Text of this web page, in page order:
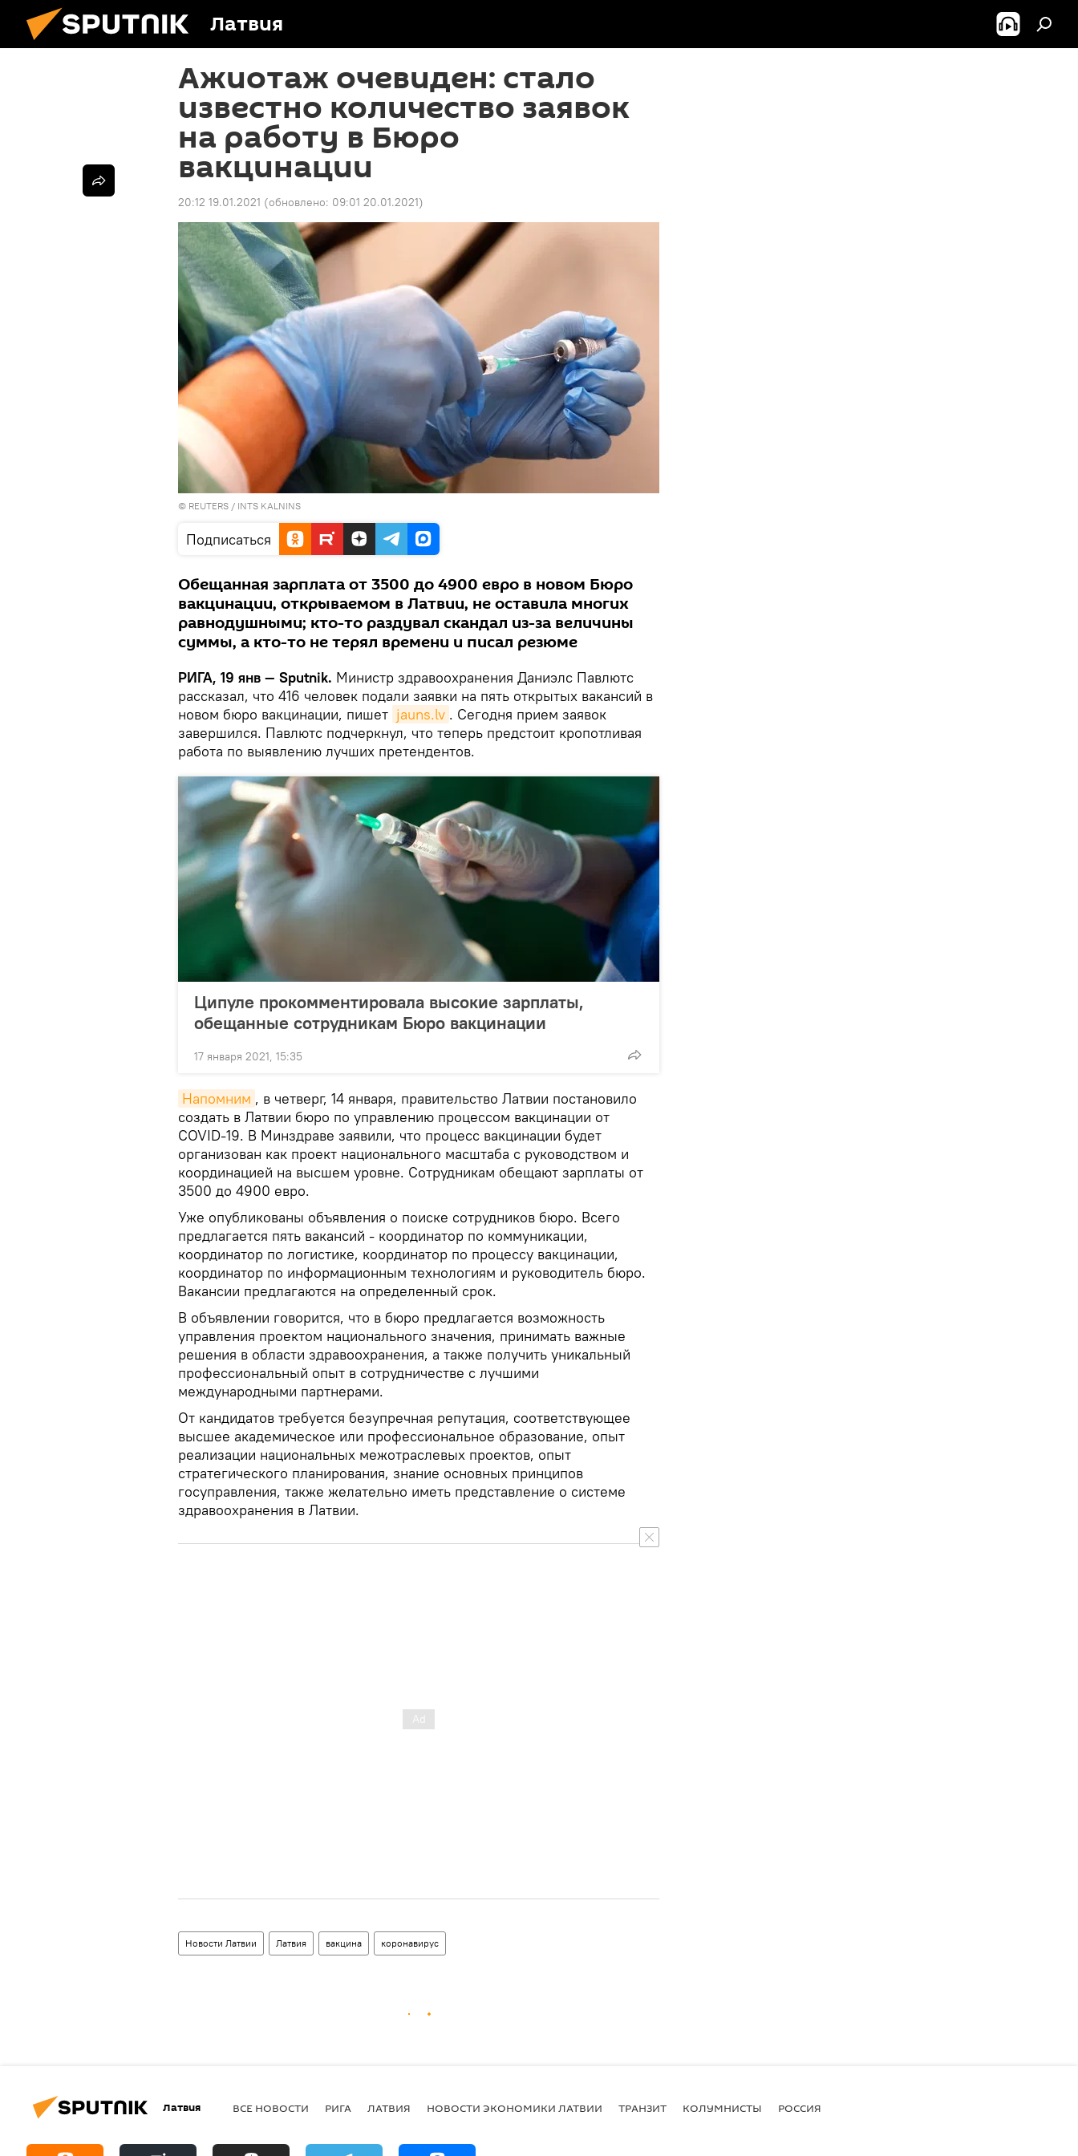
Латвия
Ажиотаж очевиден: стало
известно количество заявок
на работу в Бюро
вакцинации
20:12 19.01.2021 (обновлено: 09:01 20.01.2021)
© REUTERS / INTS KALNINS
Подписаться
Обещанная зарплата от 3500 до 4900 евро в новом Бюро
вакцинации, открываемом в Латвии, не оставила многих
равнодушными; кто-то раздувал скандал из-за величины
суммы, а кто-то не терял времени и писал резюме
РИГА, 19 янв — Sputnik. Министр здравоохранения Даниэлс Павлютс
рассказал, что 416 человек подали заявки на пять открытых вакансий в
новом бюро вакцинации, пишет jauns.lv . Сегодня прием заявок
завершился. Павлютс подчеркнул, что теперь предстоит кропотливая
работа по выявлению лучших претендентов.
Ципуле прокомментировала высокие зарплаты,
обещанные сотрудникам Бюро вакцинации
17 января 2021, 15:35
Напомним , в четверг, 14 января, правительство Латвии постановило
создать в Латвии бюро по управлению процессом вакцинации от
COVID-19. В Минздраве заявили, что процесс вакцинации будет
организован как проект национального масштаба с руководством и
координацией на высшем уровне. Сотрудникам обещают зарплаты от
3500 до 4900 евро.
Уже опубликованы объявления о поиске сотрудников бюро. Всего
предлагается пять вакансий - координатор по коммуникации,
координатор по логистике, координатор по процессу вакцинации,
координатор по информационным технологиям и руководитель бюро.
Вакансии предлагаются на определенный срок.
В объявлении говорится, что в бюро предлагается возможность
управления проектом национального значения, принимать важные
решения в области здравоохранения, а также получить уникальный
профессиональный опыт в сотрудничестве с лучшими
международными партнерами.
От кандидатов требуется безупречная репутация, соответствующее
высшее академическое или профессиональное образование, опыт
реализации национальных межотраслевых проектов, опыт
стратегического планирования, знание основных принципов
госуправления, также желательно иметь представление о системе
здравоохранения в Латвии.
Новости Латвии Латвия вакцина коронавирус
Латвия ВСЕ НОВОСТИ РИГА ЛАТВИЯ НОВОСТИ ЭКОНОМИКИ ЛАТВИИ ТРАНЗИТ КОЛУМНИСТЫ РОССИЯ